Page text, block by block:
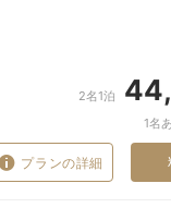
2名1泊
1名
プランの詳細